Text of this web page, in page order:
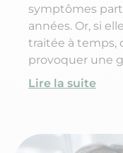
symptômes
années. Or, si
traitée à temps,
provoquer une
une cécité).
causes et les
Lire la suite